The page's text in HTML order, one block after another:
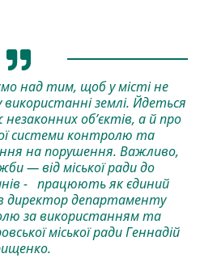
над тим, щоб у місті не
використанні землі. Йдеться
об’єктів, а й про
системи контролю та
на порушення. Важливо,
— від міської ради до
- працюють як єдиний
директор департаменту
за використанням та
міської ради Геннадій